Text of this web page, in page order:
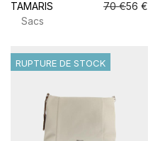
TAMARIS 70 €56 €
Sacs
RUPTURE DE STOCK